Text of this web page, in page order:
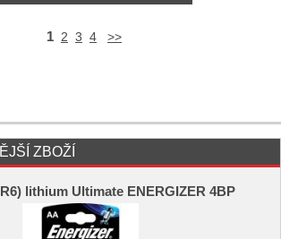
1 2 3 4 >>
ZBOŽÍ
lithium Ultimate ENERGIZER 4BP